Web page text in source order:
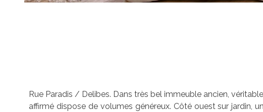
Rue Paradis / Delibes. Dans très bel immeuble ancien,
affirmé dispose de volumes généreux. Côté ouest sur jardin,